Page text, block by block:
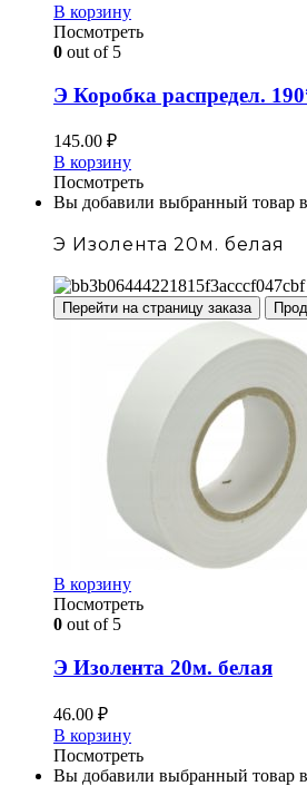
В корзину
Посмотреть
0 out of 5
Э Коробка распредел.
145.00 ₽
В корзину
Посмотреть
Вы добавили выбранный товар в
Э Изолента 20м. белая
Перейти на страницу заказа
В корзину
Посмотреть
0 out of 5
Э Изолента 20м. белая
46.00 ₽
В корзину
Посмотреть
Вы добавили выбранный товар в